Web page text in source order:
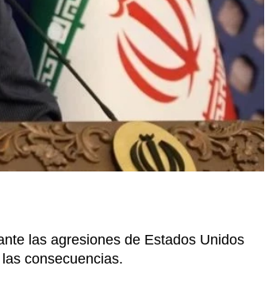
las agresiones de Estados Unidos
consecuencias.